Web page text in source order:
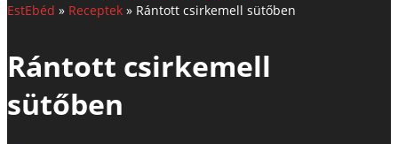
EstEbéd » Receptek » Rántott csirkemell sütőben
Rántott csirkemell
sütőben